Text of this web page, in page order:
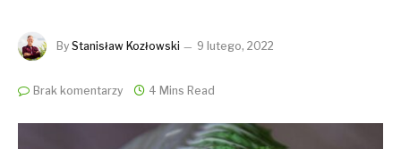
By Stanisław Kozłowski 9 lutego, 2022
Brak komentarzy 4 Mins Read